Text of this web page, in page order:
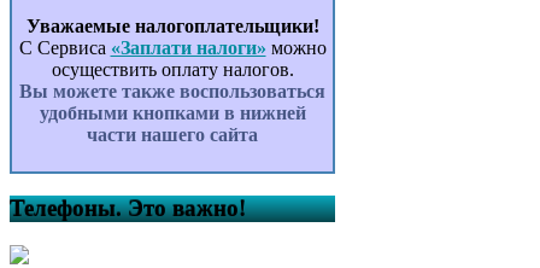
Уважаемые налогоплательщики!
С Сервиса «Заплати налоги» можно
осуществить оплату налогов.
Вы можете также воспользоваться
удобными кнопками в нижней
части нашего сайта
Телефоны. Это важно!